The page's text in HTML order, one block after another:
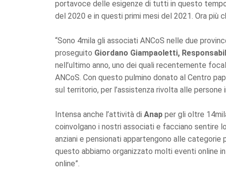
portavoce delle esigenze di tutti in questo
del 2020 e in questi primi mesi del 2021. Ora più
“Sono 4mila gli associati ANCoS nelle due
proseguito Giordano Giampaoletti,
nell’ultimo anno, uno dei quali recentemente
ANCoS. Con questo pulmino donato al Centro
sul territorio, per l’assistenza rivolta alle persone
Intensa anche l’attività di Anap per gli oltre
coinvolgano i nostri associati e facciano sentire
anziani e pensionati appartengono alle
questo abbiamo organizzato molti eventi online
online”.